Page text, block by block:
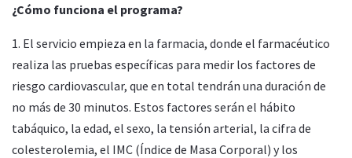
¿Cómo funciona el programa?
1. El servicio empieza en la farmacia, donde el farmacéutico
realiza las pruebas específicas para medir los factores de
riesgo cardiovascular, que en total tendrán una duración de
no más de 30 minutos. Estos factores serán el hábito
tabáquico, la edad, el sexo, la tensión arterial, la cifra de
colesterolemia, el IMC (Índice de Masa Corporal) y los